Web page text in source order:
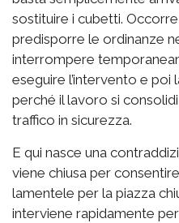
sostituire i cubetti.
predisporre le ordinanze
interrompere
eseguire l’intervento e poi
perché il lavoro si
traffico in sicurezza.
E qui nasce una
viene chiusa per
lamentele per la piazza
interviene rapidamente